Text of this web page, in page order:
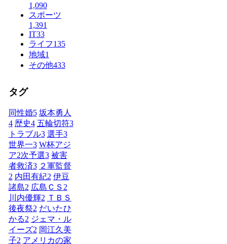
1,090
スポーツ
1,391
IT33
ライフ135
地域1
その他433
タグ
同性婚5 坂本勇人
4 歴史4 五輪切符3
トラブル3 選手3
世界一3 W杯アジ
ア2次予選3 被害
者救済3 ２軍監督
2 内田有紀2 伊豆
諸島2 広島ＣＳ2
川内優輝2 ＴＢＳ
後夜祭2 だいたひ
かる2 ジェマ・ル
イーズ2 岡江久美
子2 アメリカの家